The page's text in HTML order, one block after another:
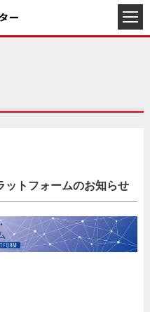
ットフォームのお知らせ